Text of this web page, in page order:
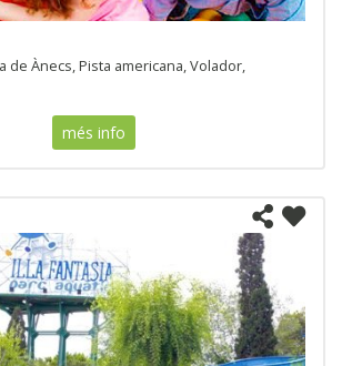
de Ànecs, Pista americana, Volador,
més info